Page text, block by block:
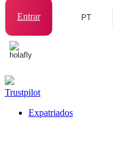
Entrar PT
Trustpilot
Expatriados